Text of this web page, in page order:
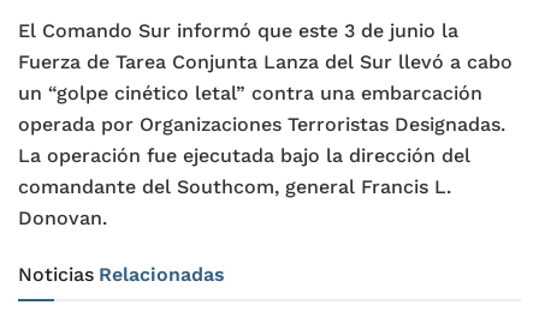
El Comando Sur informó que este 3 de junio la
Fuerza de Tarea Conjunta Lanza del Sur llevó a cabo
un “golpe cinético letal” contra una embarcación
operada por Organizaciones Terroristas Designadas.
La operación fue ejecutada bajo la dirección del
comandante del Southcom, general Francis L.
Donovan.
Noticias Relacionadas